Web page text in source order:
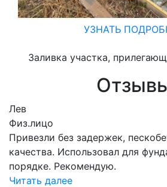
УЗНАТЬ
Заливка участка,
Лев
Физ.лицо
Привезли без задержек,
качества. Использовал для
порядке. Рекомендую.
Читать далее